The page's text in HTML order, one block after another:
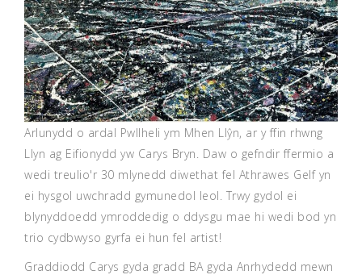
Arlunydd o ardal Pwllheli ym Mhen Llŷn, ar y ffin rhwng
Llyn ag Eifionydd yw Carys Bryn. Daw o gefndir ffermio a
wedi treulio'r 30 mlynedd diwethat fel Athrawes Gelf yn
ei hysgol uwchradd gymunedol leol. Trwy gydol ei
blynyddoedd ymroddedig o ddysgu mae hi wedi bod yn
trio cydbwyso gyrfa ei hun fel artist!
Graddiodd Carys gyda gradd BA gyda Anrhydedd mewn